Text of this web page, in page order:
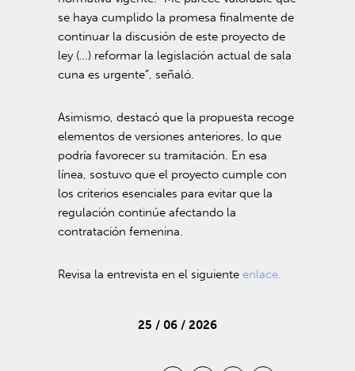
se haya cumplido la promesa finalmente de
continuar la discusión de este proyecto de
ley (…) reformar la legislación actual de sala
cuna es urgente”, señaló.
Asimismo, destacó que la propuesta recoge
elementos de versiones anteriores, lo que
podría favorecer su tramitación. En esa
línea, sostuvo que el proyecto cumple con
los criterios esenciales para evitar que la
regulación continúe afectando la
contratación femenina.
Revisa la entrevista en el siguiente enlace.
25 / 06 / 2026